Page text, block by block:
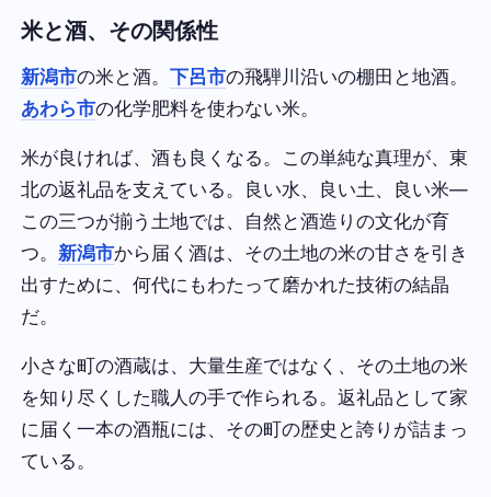
米と酒、その関係性
新潟市の米と酒。下呂市の飛騨川沿いの棚田と地酒。
あわら市の化学肥料を使わない米。
米が良ければ、酒も良くなる。この単純な真理が、東
北の返礼品を支えている。良い水、良い土、良い米—
この三つが揃う土地では、自然と酒造りの文化が育
つ。 新潟市から届く酒は、その土地の米の甘さを引き
出すために、何代にもわたって磨かれた技術の結晶
だ。
小さな町の酒蔵は、大量生産ではなく、その土地の米
を知り尽くした職人の手で作られる。返礼品として家
に届く一本の酒瓶には、その町の歴史と誇りが詰まっ
ている。